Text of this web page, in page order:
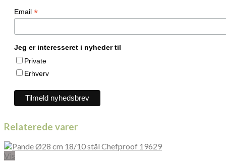
Email *
Jeg er interesseret i nyheder til
Private
Erhverv
Relaterede varer
Vis